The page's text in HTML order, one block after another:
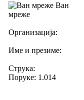
Ван
мреже
Организација:
Име и презиме:
Струка:
Поруке: 1.014